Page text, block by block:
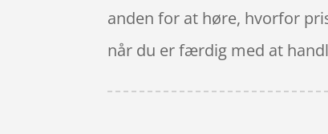
anden for at høre, hvorfor
når du er færdig med at